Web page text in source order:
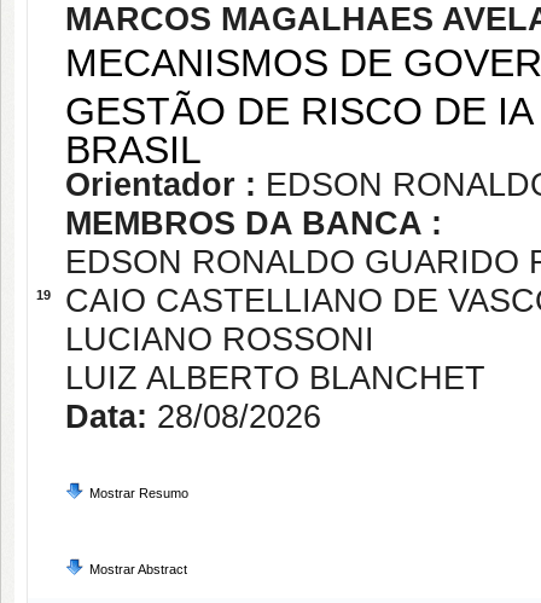
19
MARCOS MAGALHAES
MECANISMOS DE
GESTÃO DE RISCO DE
BRASIL
Orientador : EDSON
MEMBROS DA BANCA :
EDSON RONALDO GUARIDO
CAIO CASTELLIANO DE
LUCIANO ROSSONI
LUIZ ALBERTO BLANCHET
Data: 28/08/2026
Mostrar Resumo
Mostrar Abstract